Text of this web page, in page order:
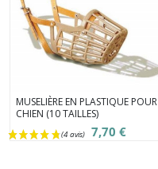
MUSELIÈRE EN PLASTIQUE POUR
CHIEN (10 TAILLES)
7,70 €